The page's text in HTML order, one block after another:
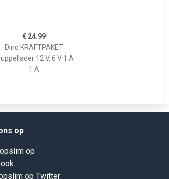
€ 24.99
Dino KRAFTPAKET
12 V, 6 V 1 A
1 A
op
op
op Twitter